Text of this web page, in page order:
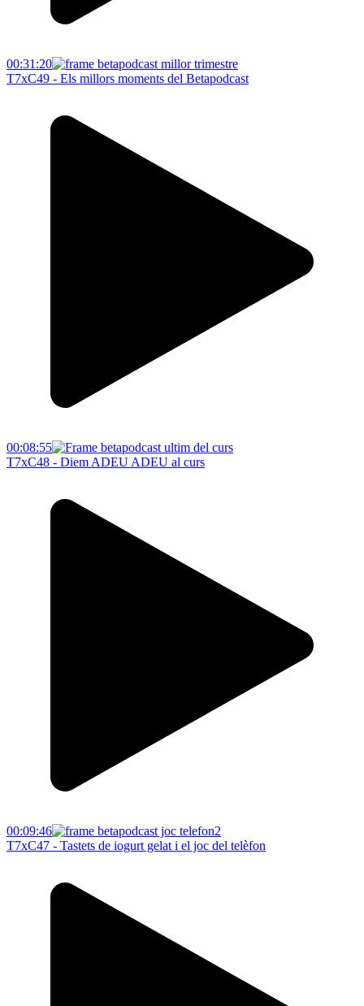
00:31:20
T7xC49 - Els millors moments del Betapodcast
00:08:55
T7xC48 - Diem ADEU ADEU al curs
00:09:46
T7xC47 - Tastets de iogurt gelat i el joc del telèfon